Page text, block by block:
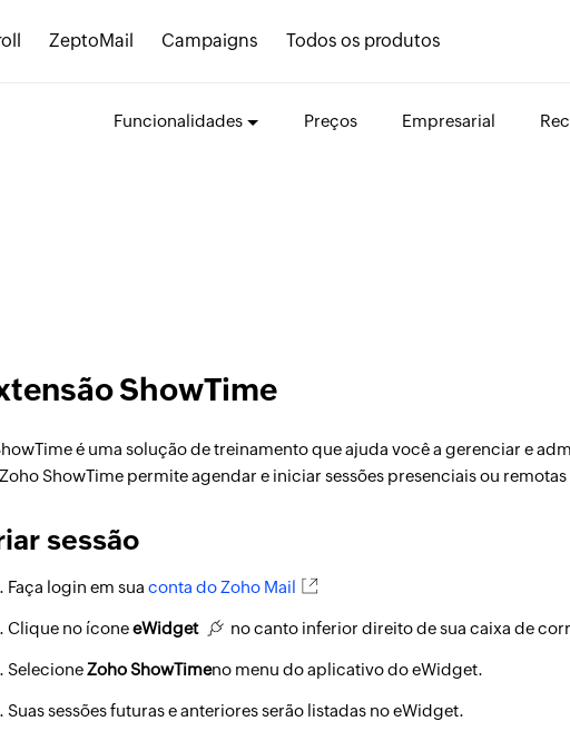
ZeptoMail Campaigns Todos os produtos
Funcionalidades Preços Empresarial
ShowTime
é uma solução de treinamento que ajuda você a gerenciar e
ShowTime permite agendar e iniciar sessões presenciais ou
sessão
Faça login em suaconta do Zoho Mail
Clique no íconeeWidget no canto inferior direito de sua caixa de
SelecioneZoho ShowTimeno menu do aplicativo do eWidget.
Suas sessões futuras e anteriores serão listadas no eWidget.